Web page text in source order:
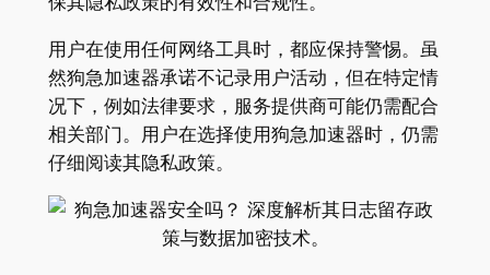
用户在使用任何网络工具时，都应保持警惕。虽
然狗急加速器承诺不记录用户活动，但在特定情
况下，例如法律要求，服务提供商可能仍需配合
相关部门。用户在选择使用狗急加速器时，仍需
仔细阅读其隐私政策。